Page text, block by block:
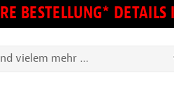
BESTELLUNG*